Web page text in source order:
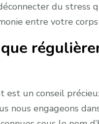
du
entre votre
est un conseil
nous engageons